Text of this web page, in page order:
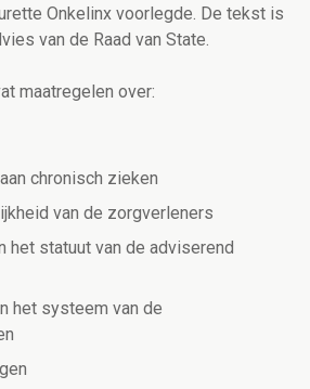
Onkelinx voorlegde. De tekst is
van de Raad van State.
maatregelen over:
chronisch zieken
van de zorgverleners
het statuut van de adviserend
het systeem van de